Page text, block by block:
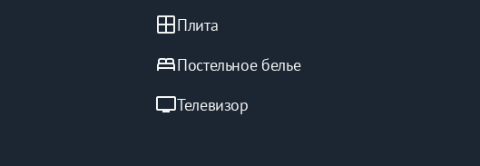
windowПлита
bedПостельное белье
tvТелевизор